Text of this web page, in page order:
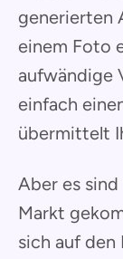
generierten
einem Foto
aufwändige
einfach
übermittelt
Aber es
Markt
sich auf den